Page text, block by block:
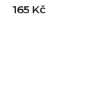
165 Kč